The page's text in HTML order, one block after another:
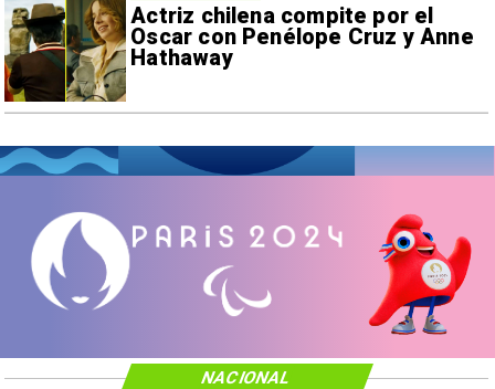
Actriz chilena compite por el
Oscar con Penélope Cruz y Anne
Hathaway
NACIONAL